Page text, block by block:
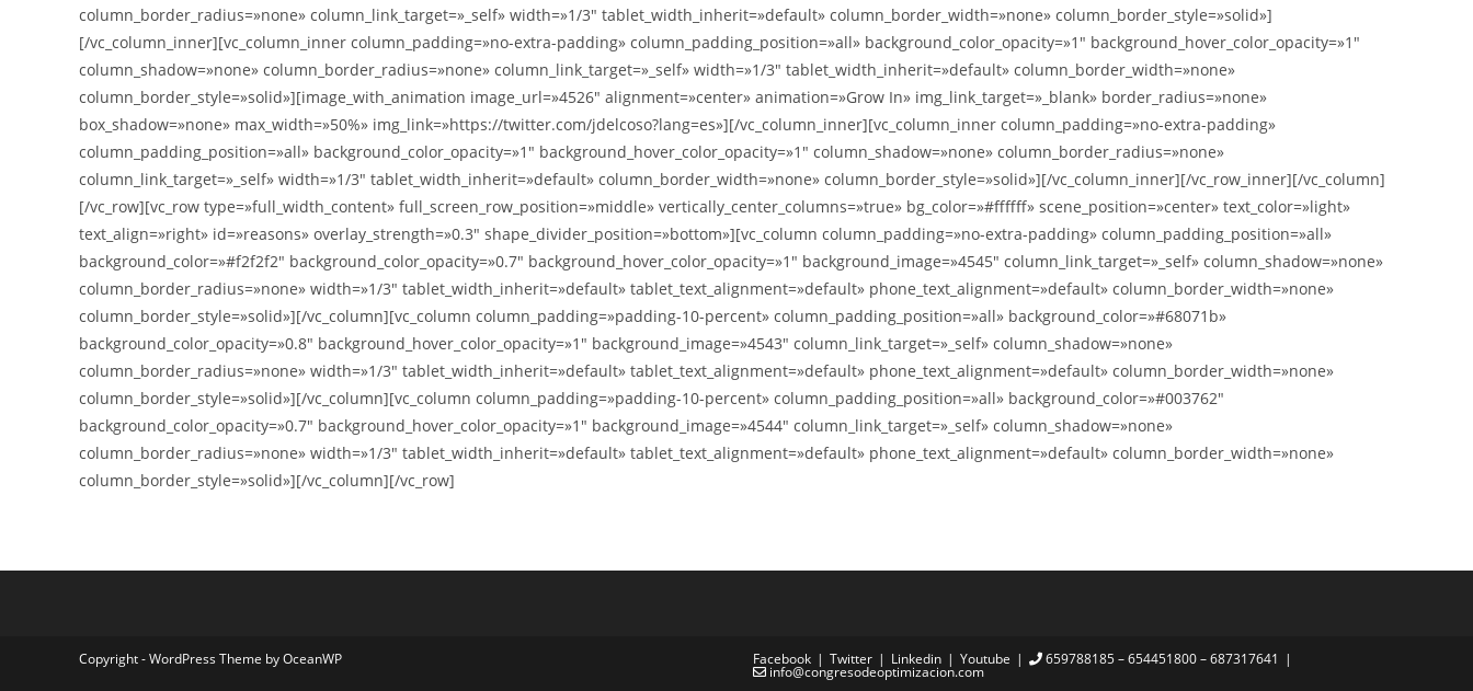
column_border_radius=»none» column_link_target=»_self» width=»1/3″ tablet_width_inherit=»default» column_border_width=»none» column_border_style=»solid»]
[/vc_column_inner][vc_column_inner column_padding=»no-extra-padding» column_padding_position=»all» background_color_opacity=»1″ background_hover_color_opacity=»1″
column_shadow=»none» column_border_radius=»none» column_link_target=»_self» width=»1/3″ tablet_width_inherit=»default» column_border_width=»none»
column_border_style=»solid»][image_with_animation image_url=»4526″ alignment=»center» animation=»Grow In» img_link_target=»_blank» border_radius=»none»
box_shadow=»none» max_width=»50%» img_link=»https://twitter.com/jdelcoso?lang=es»][/vc_column_inner][vc_column_inner column_padding=»no-extra-padding»
column_padding_position=»all» background_color_opacity=»1″ background_hover_color_opacity=»1″ column_shadow=»none» column_border_radius=»none»
column_link_target=»_self» width=»1/3″ tablet_width_inherit=»default» column_border_width=»none» column_border_style=»solid»][/vc_column_inner][/vc_row_inner][/vc_column]
[/vc_row][vc_row type=»full_width_content» full_screen_row_position=»middle» vertically_center_columns=»true» bg_color=»#ffffff» scene_position=»center» text_color=»light»
text_align=»right» id=»reasons» overlay_strength=»0.3″ shape_divider_position=»bottom»][vc_column column_padding=»no-extra-padding» column_padding_position=»all»
background_color=»#f2f2f2″ background_color_opacity=»0.7″ background_hover_color_opacity=»1″ background_image=»4545″ column_link_target=»_self» column_shadow=»none»
column_border_radius=»none» width=»1/3″ tablet_width_inherit=»default» tablet_text_alignment=»default» phone_text_alignment=»default» column_border_width=»none»
column_border_style=»solid»][/vc_column][vc_column column_padding=»padding-10-percent» column_padding_position=»all» background_color=»#68071b»
background_color_opacity=»0.8″ background_hover_color_opacity=»1″ background_image=»4543″ column_link_target=»_self» column_shadow=»none»
column_border_radius=»none» width=»1/3″ tablet_width_inherit=»default» tablet_text_alignment=»default» phone_text_alignment=»default» column_border_width=»none»
column_border_style=»solid»][/vc_column][vc_column column_padding=»padding-10-percent» column_padding_position=»all» background_color=»#003762″
background_color_opacity=»0.7″ background_hover_color_opacity=»1″ background_image=»4544″ column_link_target=»_self» column_shadow=»none»
column_border_radius=»none» width=»1/3″ tablet_width_inherit=»default» tablet_text_alignment=»default» phone_text_alignment=»default» column_border_width=»none»
column_border_style=»solid»][/vc_column][/vc_row]
Facebook Twitter Linkedin Youtube 659788185 – 654451800 – 687317641
info@congresodeoptimizacion.com
Copyright - WordPress Theme by OceanWP